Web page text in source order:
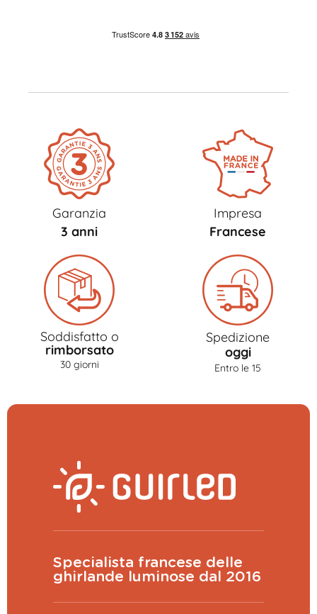
Garanzia
3 anni
Impresa
Francese
Soddisfatto o
rimborsato
30 giorni
Spedizione
oggi
Entro le 15
Specialista francese delle
ghirlande luminose dal 2016